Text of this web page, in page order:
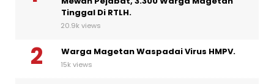
Tinggal Di RTLH.
20.9k views
Warga Magetan Waspadai Virus HMPV.
15k views